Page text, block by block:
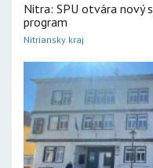
Nitra: SPU otvára nový
program
Nitriansky kraj